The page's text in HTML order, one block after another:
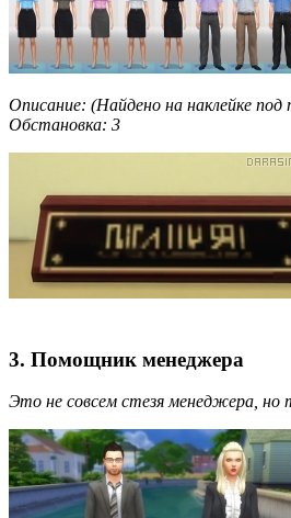
Описание: (Найдено на
Обстановка: 3
3. Помощник менеджера
Это не совсем стезя менеджера,